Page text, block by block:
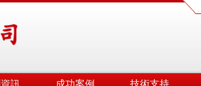
訊 成功案例 技術支持